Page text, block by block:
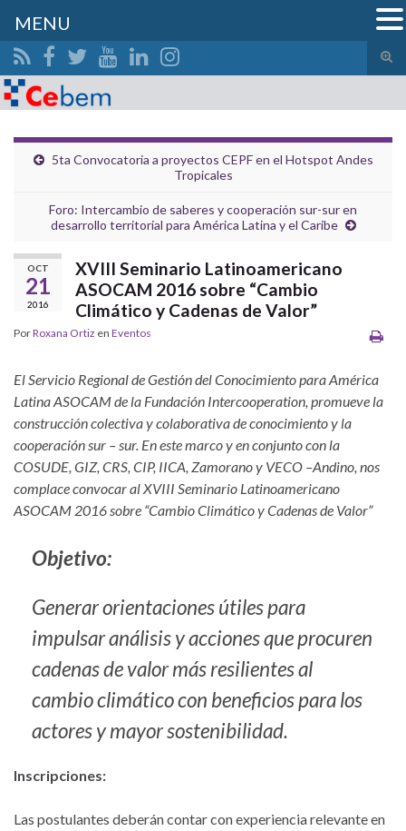
el
Search for:
5ta Convocatoria a proyectos CEPF en el Hotspot Andes
Tropicales
Foro: Intercambio de saberes y cooperación sur-sur en
desarrollo territorial para América Latina y el Caribe
OCT
21
2016
XVIII Seminario Latinoamericano
ASOCAM 2016 sobre “Cambio
Climático y Cadenas de Valor”
PorRoxana Ortiz en Eventos
El Servicio Regional de Gestión del Conocimiento para América
Latina ASOCAM de la Fundación Intercooperation, promueve la
construcción colectiva y colaborativa de conocimiento y la
cooperación sur – sur. En este marco y en conjunto con la
COSUDE, GIZ, CRS, CIP, IICA, Zamorano y VECO –Andino, nos
complace convocar al XVIII Seminario Latinoamericano
ASOCAM 2016 sobre “Cambio Climático y Cadenas de Valor”
Objetivo:
Generar orientaciones útiles para
impulsar análisis y acciones que procuren
cadenas de valor más resilientes al
cambio climático con beneficios para los
actores y mayor sostenibilidad.
Inscripciones:
Las postulantes deberán contar con experiencia relevante en
MENU